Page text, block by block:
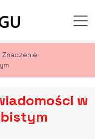
Znaczenie
w